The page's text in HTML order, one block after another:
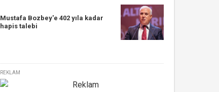
Mustafa Bozbey'e 402 yıla kadar
hapis talebi
REKLAM